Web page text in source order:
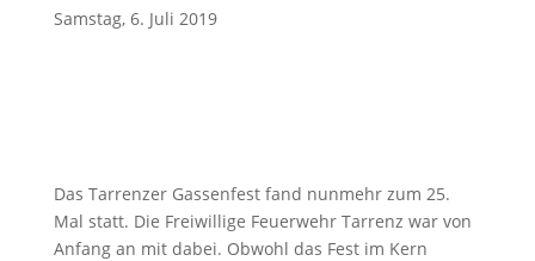
Samstag, 6. Juli 2019
Das Tarrenzer Gassenfest fand nunmehr zum 25.
Mal statt. Die Freiwillige Feuerwehr Tarrenz war von
Anfang an mit dabei. Obwohl das Fest im Kern